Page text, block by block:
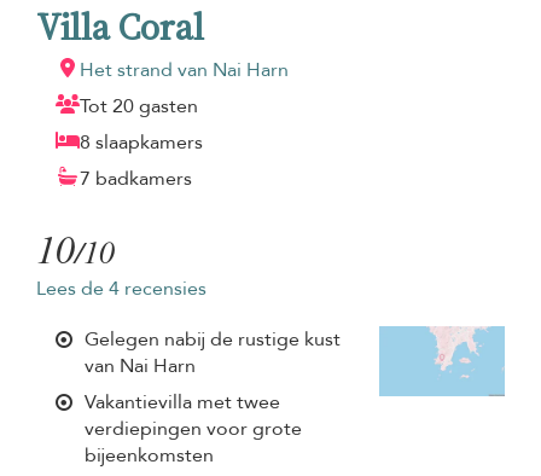
Villa Coral
Het strand van Nai Harn
Tot 20 gasten
8 slaapkamers
7 badkamers
10/10
Lees de 4 recensies
Gelegen nabij de rustige kust
van Nai Harn
Vakantievilla met twee
verdiepingen voor grote
bijeenkomsten